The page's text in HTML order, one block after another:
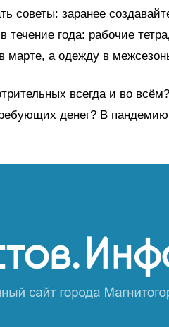
советы: заранее
течение года: рабочие
марте, а одежду в
всегда и во
денег? В